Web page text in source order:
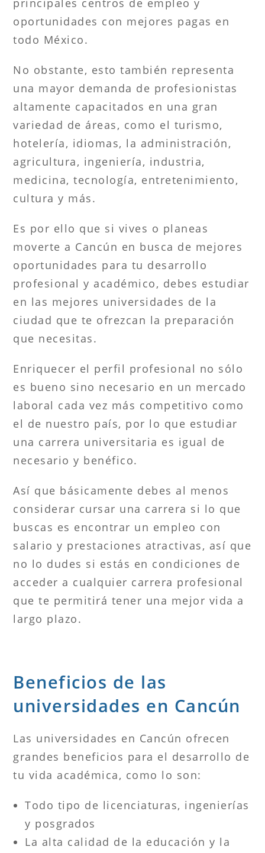
oportunidades con mejores pagas en
todo México.
No obstante, esto también representa
una mayor demanda de profesionistas
altamente capacitados en una gran
variedad de áreas, como el turismo,
hotelería, idiomas, la administración,
agricultura, ingeniería, industria,
medicina, tecnología, entretenimiento,
cultura y más.
Es por ello que si vives o planeas
moverte a Cancún en busca de mejores
oportunidades para tu desarrollo
profesional y académico, debes estudiar
en las mejores universidades de la
ciudad que te ofrezcan la preparación
que necesitas.
Enriquecer el perfil profesional no sólo
es bueno sino necesario en un mercado
laboral cada vez más competitivo como
el de nuestro país, por lo que estudiar
una carrera universitaria es igual de
necesario y benéfico.
Así que básicamente debes al menos
considerar cursar una carrera si lo que
buscas es encontrar un empleo con
salario y prestaciones atractivas, así que
no lo dudes si estás en condiciones de
acceder a cualquier carrera profesional
que te permitirá tener una mejor vida a
largo plazo.
Beneficios de las
universidades en Cancún
Las universidades en Cancún ofrecen
grandes beneficios para el desarrollo de
tu vida académica, como lo son:
Todo tipo de licenciaturas, ingenierías
y posgrados
La alta calidad de la educación y la